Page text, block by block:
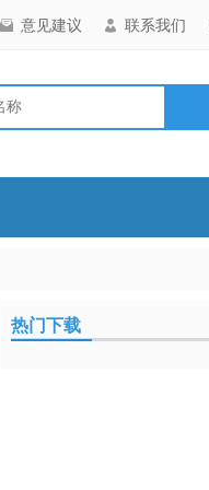
联系我们
意见建议
热门下载